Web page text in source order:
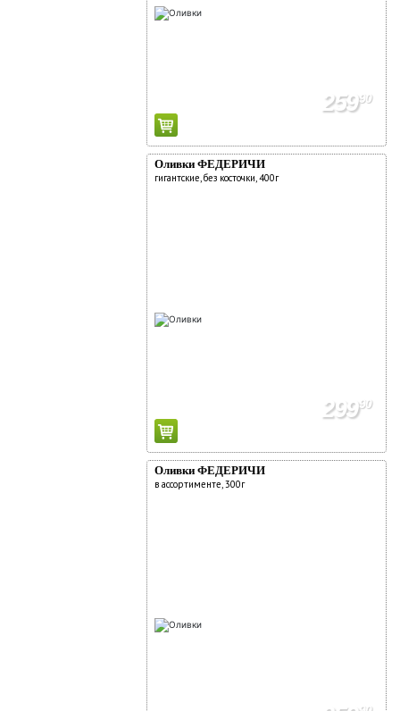
25990
Оливки ФЕДЕРИЧИ
гигантские, без косточки, 400г
29990
Оливки ФЕДЕРИЧИ
в ассортименте, 300г